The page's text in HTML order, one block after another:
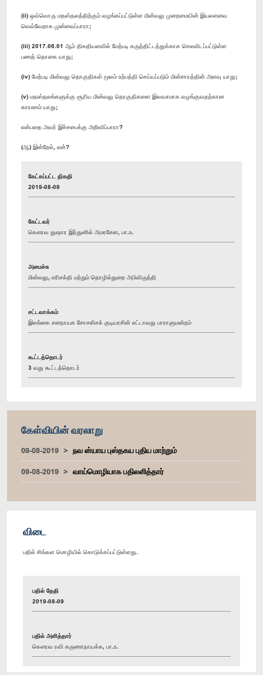
(ii) ஒவ்வொரு மதஸ்தலத்திற்கும் வழங்கப்பட்டுள்ள மின்வலு முறைமையின் இயலளவை
வெவ்வேறாக முன்வைப்பாரா;
(iii) 2017.06.01 ஆம் திகதியளவில் மேற்படி கருத்திட்டத்துக்காக செலவிடப்பட்டுள்ள
பணத் தொகை யாது;
(iv) மேற்படி மின்வலு தொகுதிகள் மூலம் உற்பத்தி செய்யப்படும் மின்சாரத்தின் அளவு யாது;
(v) மதஸ்தலங்களுக்கு சூரிய மின்வலு தொகுதிகளை இலவசமாக வழங்குவதற்கான
காரணம் யாது;
என்பதை அவர் இச்சபைக்கு அறிவிப்பாரா?
(ஆ) இன்றேல், ஏன்?
கேட்கப்பட்ட திகதி
2019-08-09
கேட்டவர்
கௌரவ துஷார இந்துனில் அமரசேன, பா.உ.
அமைச்சு
மின்வலு, எரிசக்தி மற்றும் தொழில்துறை அபிவிருத்தி
சட்டவாக்கம்
இலங்கை சனநாயக சோசலிசக் குடியரசின் எட்டாவது பாராளுமன்றம்
கூட்டத்தொடர்
3 வது கூட்டத்தொடர்
கேள்வியின் வரலாறு
09-08-2019
நவ ன்யாய புஸ்தகய புதிய மாற்றும்
09-08-2019
வாய்மொழியாக பதிலளித்தார்
விடை
பதில் சிங்கள மொழியில் கொடுக்கப்பட்டுள்ளது.
பதில் தேதி
2019-08-09
பதில் அளித்தார்
கௌரவ ரவி கருணாநாயக்க, பா.உ.